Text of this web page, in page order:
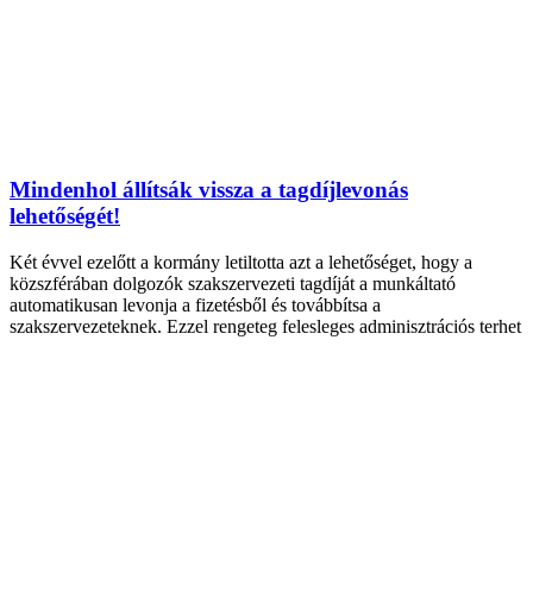
Mindenhol állítsák vissza a tagdíjlevonás
lehetőségét!
Két évvel ezelőtt a kormány letiltotta azt a lehetőséget, hogy a
közszférában dolgozók szakszervezeti tagdíját a munkáltató
automatikusan levonja a fizetésből és továbbítsa a
szakszervezeteknek. Ezzel rengeteg felesleges adminisztrációs terhet